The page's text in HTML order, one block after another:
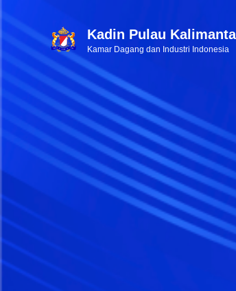
Kadin Pulau
Kamar Dagang dan Industri Indonesia